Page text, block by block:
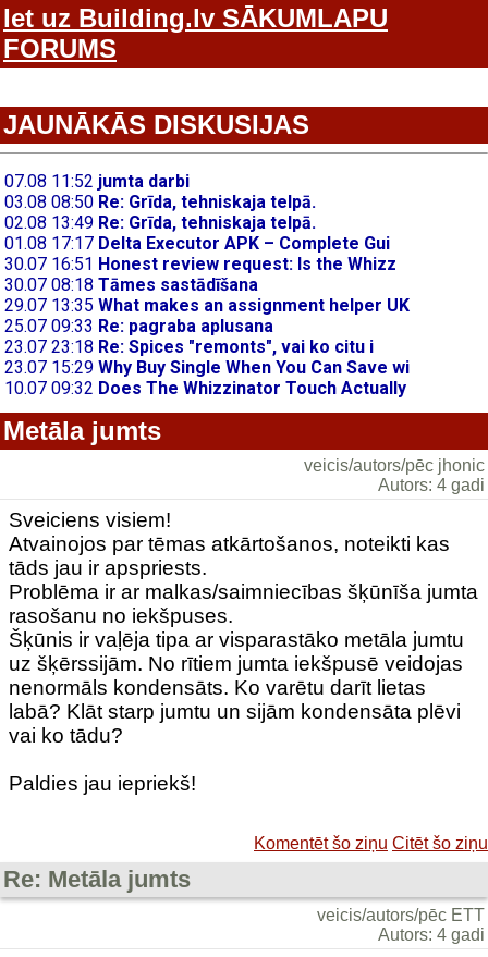
Iet uz Building.lv SĀKUMLAPU
FORUMS
JAUNĀKĀS DISKUSIJAS
Metāla jumts
veicis/autors/pēc jhonic
Autors: 4 gadi
Sveiciens visiem!
Atvainojos par tēmas atkārtošanos, noteikti kas
tāds jau ir apspriests.
Problēma ir ar malkas/saimniecības šķūnīša jumta
rasošanu no iekšpuses.
Šķūnis ir vaļēja tipa ar visparastāko metāla jumtu
uz šķērssijām. No rītiem jumta iekšpusē veidojas
nenormāls kondensāts. Ko varētu darīt lietas
labā? Klāt starp jumtu un sijām kondensāta plēvi
vai ko tādu?
Paldies jau iepriekš!
Komentēt šo ziņu Citēt šo ziņu
Re: Metāla jumts
veicis/autors/pēc ETT
Autors: 4 gadi